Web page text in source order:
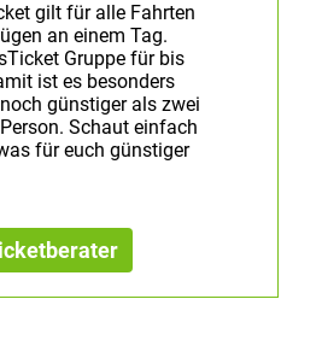
gilt für alle Fahrten
an einem Tag.
Gruppe für bis
ist es besonders
günstiger als zwei
Schaut einfach
für euch günstiger